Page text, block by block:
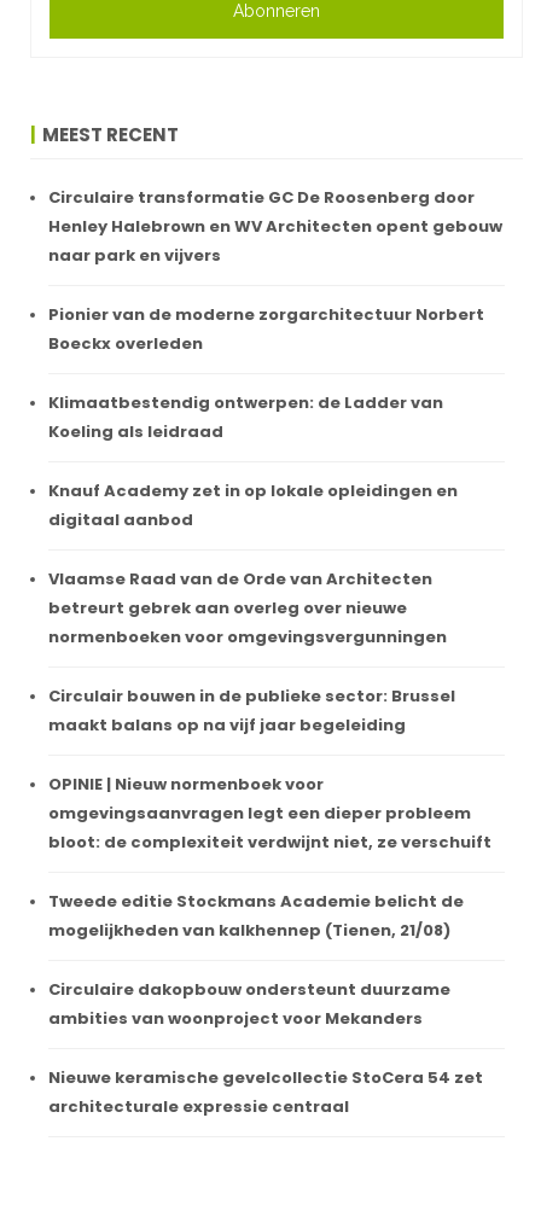
Abonneren
MEEST RECENT
Circulaire transformatie GC De Roosenberg door
Henley Halebrown en WV Architecten opent gebouw
naar park en vijvers
Pionier van de moderne zorgarchitectuur Norbert
Boeckx overleden
Klimaatbestendig ontwerpen: de Ladder van
Koeling als leidraad
Knauf Academy zet in op lokale opleidingen en
digitaal aanbod
Vlaamse Raad van de Orde van Architecten
betreurt gebrek aan overleg over nieuwe
normenboeken voor omgevingsvergunningen
Circulair bouwen in de publieke sector: Brussel
maakt balans op na vijf jaar begeleiding
OPINIE | Nieuw normenboek voor
omgevingsaanvragen legt een dieper probleem
bloot: de complexiteit verdwijnt niet, ze verschuift
Tweede editie Stockmans Academie belicht de
mogelijkheden van kalkhennep (Tienen, 21/08)
Circulaire dakopbouw ondersteunt duurzame
ambities van woonproject voor Mekanders
Nieuwe keramische gevelcollectie StoCera 54 zet
architecturale expressie centraal